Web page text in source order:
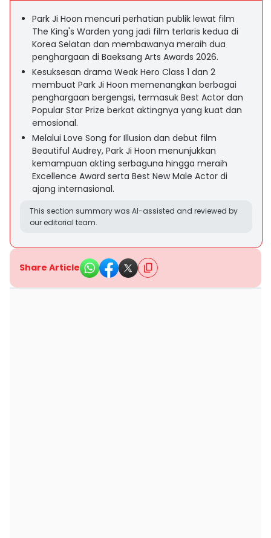
Park Ji Hoon mencuri perhatian publik lewat film
The King's Warden yang jadi film terlaris kedua di
Korea Selatan dan membawanya meraih dua
penghargaan di Baeksang Arts Awards 2026.
Kesuksesan drama Weak Hero Class 1 dan 2
membuat Park Ji Hoon memenangkan berbagai
penghargaan bergengsi, termasuk Best Actor dan
Popular Star Prize berkat aktingnya yang kuat dan
emosional.
Melalui Love Song for Illusion dan debut film
Beautiful Audrey, Park Ji Hoon menunjukkan
kemampuan akting serbaguna hingga meraih
Excellence Award serta Best New Male Actor di
ajang internasional.
This section summary was AI-assisted and reviewed by
our editorial team.
Share Article